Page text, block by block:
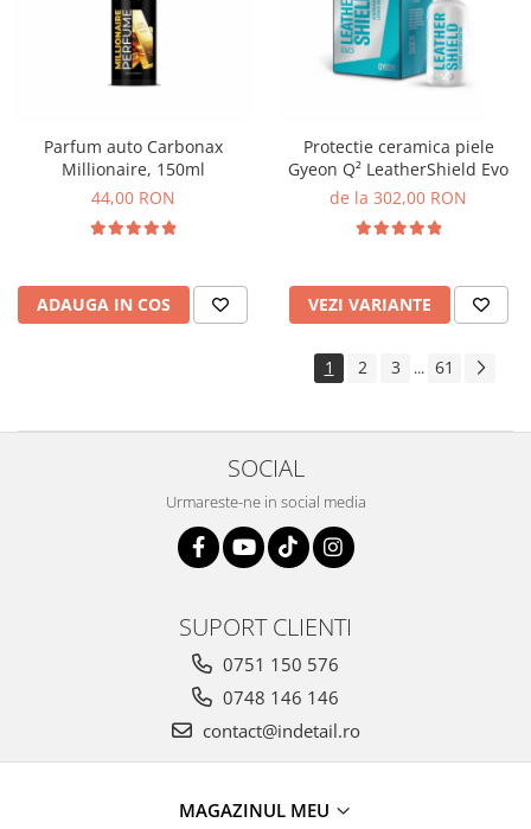
Parfum auto Carbonax
Millionaire, 150ml
44,00 RON
ADAUGA IN COS
Protectie ceramica piele
Gyeon Q² LeatherShield Evo
de la 302,00 RON
VEZI VARIANTE
1 2 3 ... 61
SOCIAL
Urmareste-ne in social media
SUPORT CLIENTI
0751 150 576
0748 146 146
contact@indetail.ro
MAGAZINUL MEU